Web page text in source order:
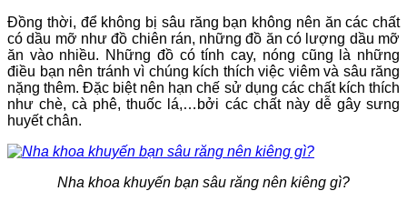
Đồng thời, để không bị sâu răng bạn không nên ăn các chất
có dầu mỡ như đồ chiên rán, những đồ ăn có lượng dầu mỡ
ăn vào nhiều. Những đồ có tính cay, nóng cũng là những
điều bạn nên tránh vì chúng kích thích việc viêm và sâu răng
nặng thêm. Đặc biệt nên hạn chế sử dụng các chất kích thích
như chè, cà phê, thuốc lá,…bởi các chất này dễ gây sưng
huyết chân.
Nha khoa khuyến bạn sâu răng nên kiêng gì?